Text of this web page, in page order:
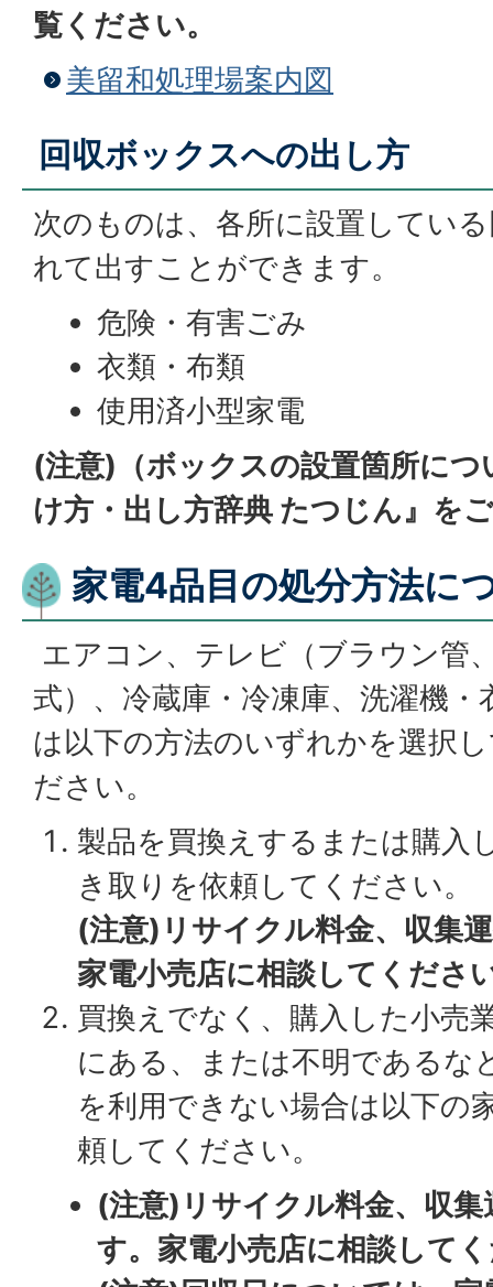
覧ください。
美留和処理場案内図
回収ボックスへの出し方
次のものは、各所に設置してい
れて出すことができます。
危険・有害ごみ
衣類・布類
使用済小型家電
(注意)（ボックスの設置箇所に
け方・出し方辞典 たつじん』を
家電4品目の処分方法に
エアコン、テレビ（ブラウン管
式）、冷蔵庫・冷凍庫、洗濯機
は以下の方法のいずれかを選択
ださい。
製品を買換えするまたは購入
き取りを依頼してください。
(注意)リサイクル料金、収集
家電小売店に相談してくださ
買換えでなく、購入した小売
にある、または不明であるな
を利用できない場合は以下の
頼してください。
(注意)リサイクル料金、収
す。家電小売店に相談して